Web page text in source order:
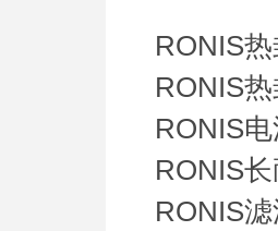
RONIS
RONIS
RONIS
RONIS
RONIS